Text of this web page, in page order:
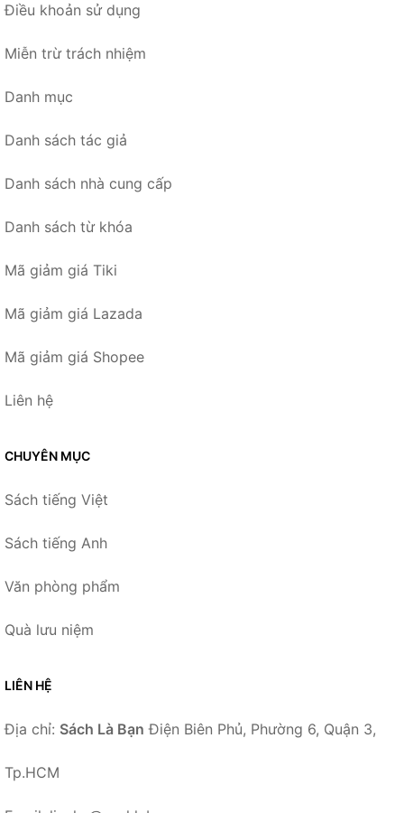
Điều khoản sử dụng
Miễn trừ trách nhiệm
Danh mục
Danh sách tác giả
Danh sách nhà cung cấp
Danh sách từ khóa
Mã giảm giá Tiki
Mã giảm giá Lazada
Mã giảm giá Shopee
Liên hệ
CHUYÊN MỤC
Sách tiếng Việt
Sách tiếng Anh
Văn phòng phẩm
Quà lưu niệm
LIÊN HỆ
Địa chỉ: Sách Là Bạn Điện Biên Phủ, Phường 6, Quận 3,
Tp.HCM